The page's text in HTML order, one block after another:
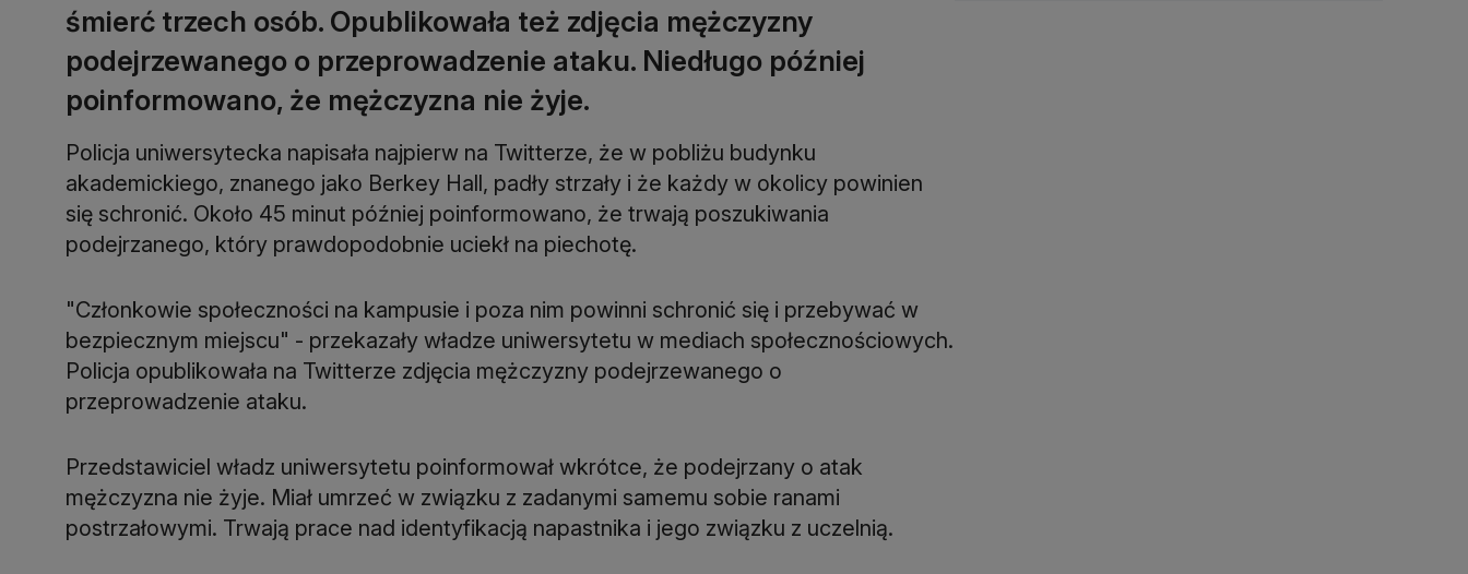
śmierć trzech osób. Opublikowała też zdjęcia mężczyzny
podejrzewanego o przeprowadzenie ataku. Niedługo później
poinformowano, że mężczyzna nie żyje.
Policja uniwersytecka napisała najpierw na Twitterze, że w pobliżu budynku
akademickiego, znanego jako Berkey Hall, padły strzały i że każdy w okolicy powinien
się schronić. Około 45 minut później poinformowano, że trwają poszukiwania
podejrzanego, który prawdopodobnie uciekł na piechotę.
"Członkowie społeczności na kampusie i poza nim powinni schronić się i przebywać w
bezpiecznym miejscu" - przekazały władze uniwersytetu w mediach społecznościowych.
Policja opublikowała na Twitterze zdjęcia mężczyzny podejrzewanego o
przeprowadzenie ataku.
Przedstawiciel władz uniwersytetu poinformował wkrótce, że podejrzany o atak
mężczyzna nie żyje. Miał umrzeć w związku z zadanymi samemu sobie ranami
postrzałowymi. Trwają prace nad identyfikacją napastnika i jego związku z uczelnią.